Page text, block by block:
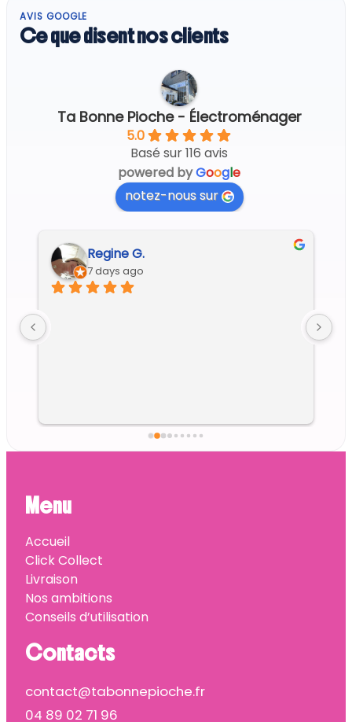
AVIS GOOGLE
Ce que disent nos clients
Ta Bonne Pioche - Électroménager
5.0
Basé sur 116 avis
powered byGoogle
notez-nous sur
Regine G.
7 days ago
Menu
Accueil
Click Collect
Livraison
Nos ambitions
Conseils d’utilisation
Contacts
contact@tabonnepioche.fr
04 89 02 71 96